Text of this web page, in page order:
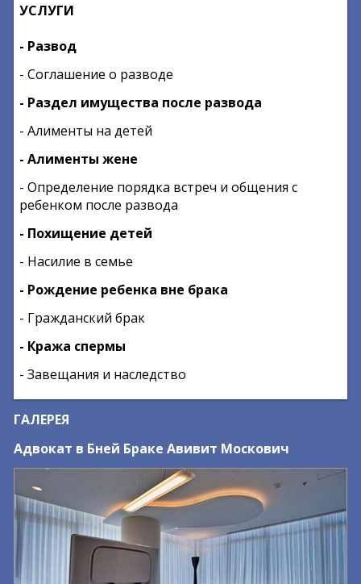
УСЛУГИ
- Развод
- Соглашение о разводе
- Раздел имущества после развода
- Алименты на детей
- Алименты жене
- Определение порядка встреч и общения с
ребенком после развода
- Похищение детей
- Насилие в семье
- Рождение ребенка вне брака
- Гражданский брак
- Кража спермы
- Завещания и наследство
ГАЛЕРЕЯ
Адвокат в Бней Браке Авивит Москович